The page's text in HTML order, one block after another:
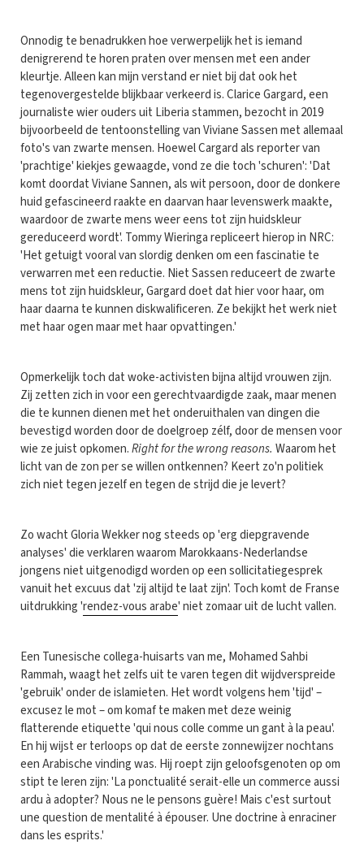
Onnodig te benadrukken hoe verwerpelijk het is iemand
denigrerend te horen praten over mensen met een ander
kleurtje. Alleen kan mijn verstand er niet bij dat ook het
tegenovergestelde blijkbaar verkeerd is. Clarice Gargard, een
journaliste wier ouders uit Liberia stammen, bezocht in 2019
bijvoorbeeld de tentoonstelling van Viviane Sassen met allemaal
foto's van zwarte mensen. Hoewel Cargard als reporter van
'prachtige' kiekjes gewaagde, vond ze die toch 'schuren': 'Dat
komt doordat Viviane Sannen, als wit persoon, door de donkere
huid gefascineerd raakte en daarvan haar levenswerk maakte,
waardoor de zwarte mens weer eens tot zijn huidskleur
gereduceerd wordt'. Tommy Wieringa repliceert hierop in NRC:
'Het getuigt vooral van slordig denken om een fascinatie te
verwarren met een reductie. Niet Sassen reduceert de zwarte
mens tot zijn huidskleur, Gargard doet dat hier voor haar, om
haar daarna te kunnen diskwalificeren. Ze bekijkt het werk niet
met haar ogen maar met haar opvattingen.'
Opmerkelijk toch dat woke-activisten bijna altijd vrouwen zijn.
Zij zetten zich in voor een gerechtvaardigde zaak, maar menen
die te kunnen dienen met het onderuithalen van dingen die
bevestigd worden door de doelgroep zélf, door de mensen voor
wie ze juist opkomen.Right for the wrong reasons. Waarom het
licht van de zon per se willen ontkennen? Keert zo'n politiek
zich niet tegen jezelf en tegen de strijd die je levert?
Zo wacht Gloria Wekker nog steeds op 'erg diepgravende
analyses' die verklaren waarom Marokkaans-Nederlandse
jongens niet uitgenodigd worden op een sollicitatiegesprek
vanuit het excuus dat 'zij altijd te laat zijn'. Toch komt de Franse
uitdrukking 'rendez-vous arabe' niet zomaar uit de lucht vallen.
Een Tunesische collega-huisarts van me, Mohamed Sahbi
Rammah, waagt het zelfs uit te varen tegen dit wijdverspreide
'gebruik' onder de islamieten. Het wordt volgens hem 'tijd' –
excusez le mot – om komaf te maken met deze weinig
flatterende etiquette 'qui nous colle comme un gant à la peau'.
En hij wijst er terloops op dat de eerste zonnewijzer nochtans
een Arabische vinding was. Hij roept zijn geloofsgenoten op om
stipt te leren zijn: 'La ponctualité serait-elle un commerce aussi
ardu à adopter? Nous ne le pensons guère! Mais c'est surtout
une question de mentalité à épouser. Une doctrine à enraciner
dans les esprits.'